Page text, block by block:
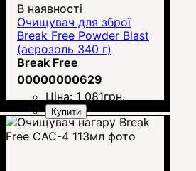
В наявності
Очищувач для зброї
Break Free Powder Blast
(аерозоль 340 г)
Break Free
00000000629
Ціна: 1 081грн.
Купити